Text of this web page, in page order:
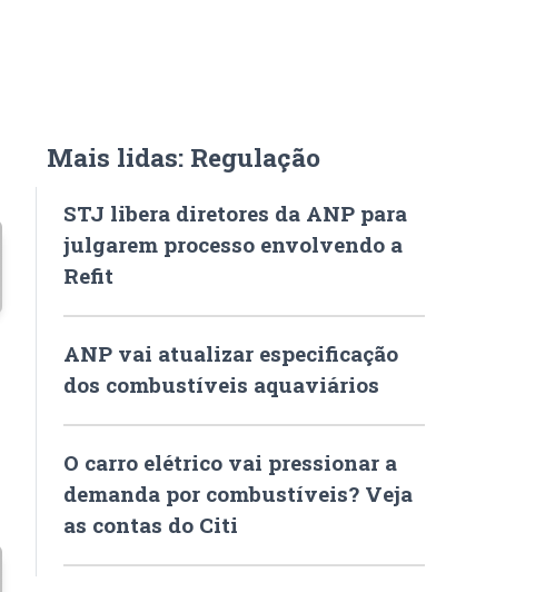
Mais lidas: Regulação
STJ libera diretores da ANP para
julgarem processo envolvendo a
Refit
ANP vai atualizar especificação
dos combustíveis aquaviários
O carro elétrico vai pressionar a
demanda por combustíveis? Veja
as contas do Citi